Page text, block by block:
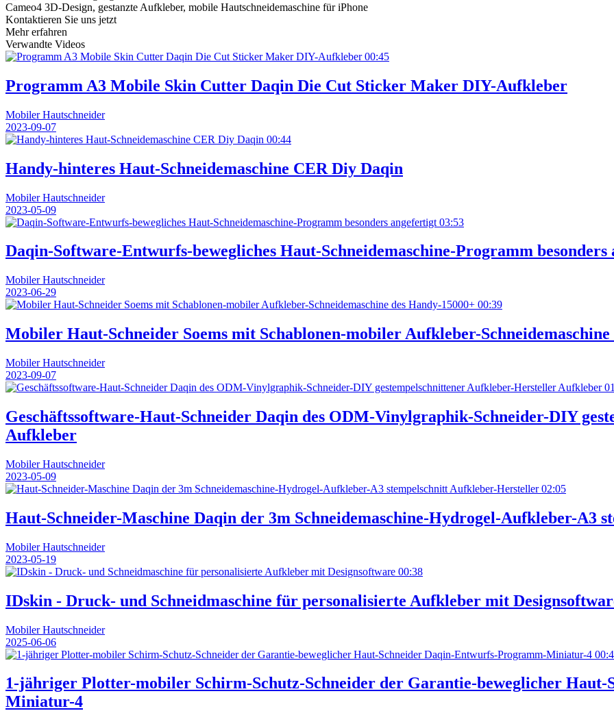
Cameo4 3D-Design, gestanzte Aufkleber, mobile Hautschneidemaschine für iPhone
Kontaktieren Sie uns jetzt
Mehr erfahren
Verwandte Videos
00:45
Programm A3 Mobile Skin Cutter Daqin Die Cut Sticker Maker DIY-Aufkleber
Mobiler Hautschneider
2023-09-07
00:44
Handy-hinteres Haut-Schneidemaschine CER Diy Daqin
Mobiler Hautschneider
2023-05-09
03:53
Daqin-Software-Entwurfs-bewegliches Haut-Schneidemaschine-Programm
Mobiler Hautschneider
2023-06-29
00:39
Mobiler Haut-Schneider Soems mit Schablonen-mobiler Aufkleber-Schneidemaschine
Mobiler Hautschneider
2023-09-07
Geschäftssoftware-Haut-Schneider Daqin des ODM-Vinylgraphik-Schneider-DIY
Aufkleber
Mobiler Hautschneider
2023-05-09
02:05
Haut-Schneider-Maschine Daqin der 3m Schneidemaschine-Hydrogel-Aufkleber-A3
Mobiler Hautschneider
2023-05-19
00:38
IDskin - Druck- und Schneidmaschine für personalisierte Aufkleber mit
Mobiler Hautschneider
2025-06-06
1-jähriger Plotter-mobiler Schirm-Schutz-Schneider der Garantie-beweglicher
Miniatur-4